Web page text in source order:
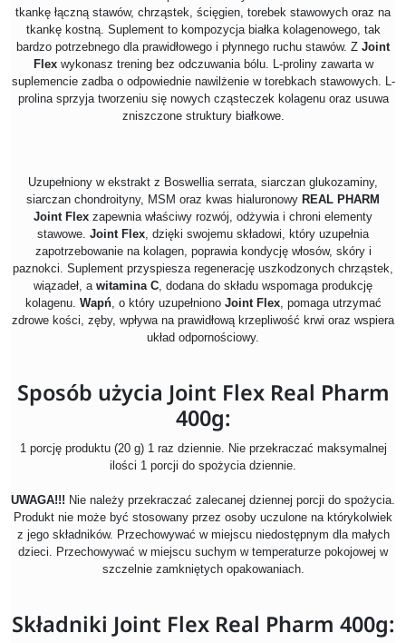
tkankę łączną stawów, chrząstek, ścięgien, torebek stawowych oraz na
tkankę kostną. Suplement to kompozycja białka kolagenowego, tak
bardzo potrzebnego dla prawidłowego i płynnego ruchu stawów. Z Joint
Flexwykonasz trening bez odczuwania bólu. L-proliny zawarta w
suplemencie zadba o odpowiednie nawilżenie w torebkach stawowych. L-
prolina sprzyja tworzeniu się nowych cząsteczek kolagenu oraz usuwa
zniszczone struktury białkowe.
Uzupełniony w ekstrakt z Boswellia serrata, siarczan glukozaminy,
siarczan chondroityny, MSM oraz kwas hialuronowy REAL PHARM
Joint Flex zapewnia właściwy rozwój, odżywia i chroni elementy
stawowe. Joint Flex, dzięki swojemu składowi, który uzupełnia
zapotrzebowanie na kolagen, poprawia kondycję włosów, skóry i
paznokci. Suplement przyspiesza regenerację uszkodzonych chrząstek,
wiązadeł, a witamina C, dodana do składu wspomaga produkcję
kolagenu. Wapń, o który uzupełniono Joint Flex, pomaga utrzymać
zdrowe kości, zęby, wpływa na prawidłową krzepliwość krwi oraz wspiera
układ odpornościowy.
Sposób użycia Joint Flex Real Pharm
400g:
1 porcję produktu (20 g) 1 raz dziennie. Nie przekraczać maksymalnej
ilości 1 porcji do spożycia dziennie.
UWAGA!!! Nie należy przekraczać zalecanej dziennej porcji do spożycia.
Produkt nie może być stosowany przez osoby uczulone na którykolwiek
z jego składników. Przechowywać w miejscu niedostępnym dla małych
dzieci. Przechowywać w miejscu suchym w temperaturze pokojowej w
szczelnie zamkniętych opakowaniach.
Składniki Joint Flex Real Pharm 400g: